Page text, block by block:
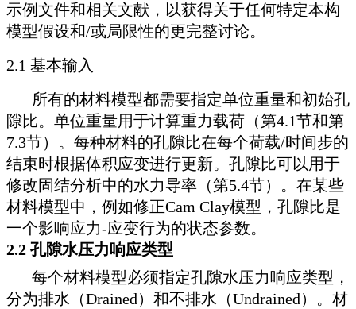
示例文件和相关文献，以获得关于任何特定本构
模型假设和/或局限性的更完整讨论。
2.1 基本输入
所有的材料模型都需要指定单位重量和初始孔
隙比。单位重量用于计算重力载荷（第4.1节和第
7.3节）。每种材料的孔隙比在每个荷载/时间步的
结束时根据体积应变进行更新。孔隙比可以用于
修改固结分析中的水力导率（第5.4节）。在某些
材料模型中，例如修正Cam Clay模型，孔隙比是
一个影响应力-应变行为的状态参数。
2.2 孔隙水压力响应类型
每个材料模型必须指定孔隙水压力响应类型，
分为排水（Drained）和不排水（Undrained）。材